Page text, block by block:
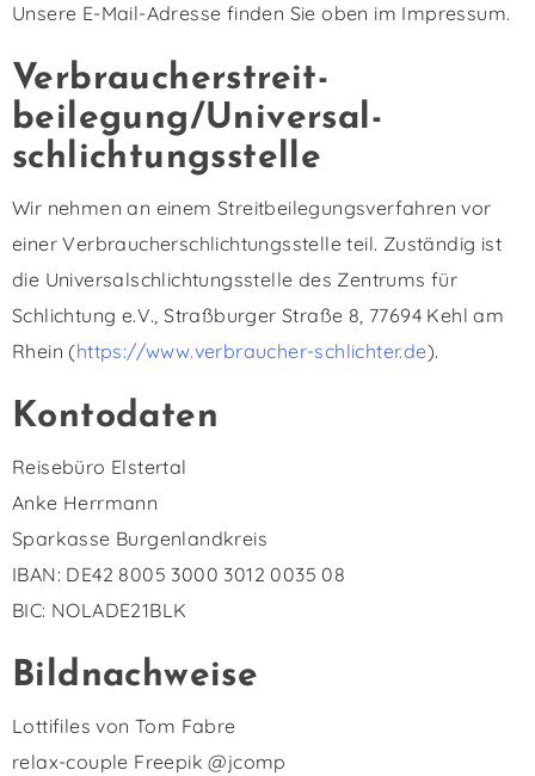
Unsere E-Mail-Adresse finden Sie oben im Impressum.
Verbraucher­streit­
beilegung/Universal­
schlichtungs­stelle
Wir nehmen an einem Streitbeilegungsverfahren vor
einer Verbraucherschlichtungsstelle teil. Zuständig ist
die Universalschlichtungsstelle des Zentrums für
Schlichtung e.V., Straßburger Straße 8, 77694 Kehl am
Rhein (https://www.verbraucher-schlichter.de).
Kontodaten
Reisebüro Elstertal
Anke Herrmann
Sparkasse Burgenlandkreis
IBAN: DE42 8005 3000 3012 0035 08
BIC: NOLADE21BLK
Bildnachweise
Lottifiles von Tom Fabre
relax-couple Freepik @jcomp